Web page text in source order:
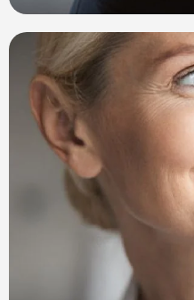
Entfernen von Fett
Beseitigung von
Die Modellierung des
Entfernung von